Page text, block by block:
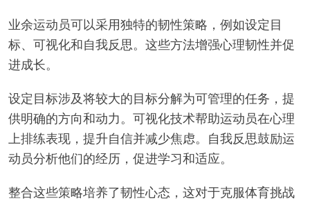
业余运动员可以采用独特的韧性策略，例如设定目
标、可视化和自我反思。这些方法增强心理韧性并促
进成长。
设定目标涉及将较大的目标分解为可管理的任务，提
供明确的方向和动力。可视化技术帮助运动员在心理
上排练表现，提升自信并减少焦虑。自我反思鼓励运
动员分析他们的经历，促进学习和适应。
整合这些策略培养了韧性心态，这对于克服体育挑战